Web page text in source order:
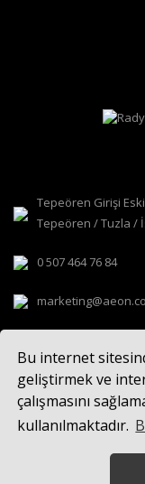
Bu internet
geliştirmek ve
çalışmasını
kullanılmaktadır.
Tepeören Girişi
Tepeören / Tuzla /
0 507 464 76 84
© 2021AEON